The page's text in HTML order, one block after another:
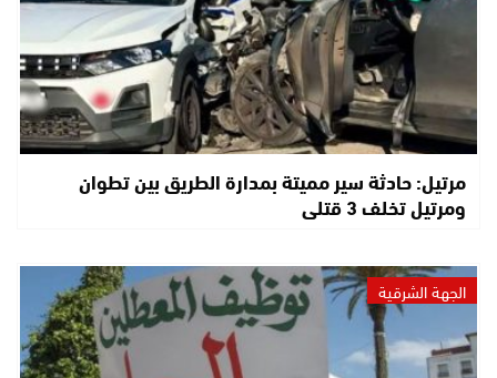
مرتيل: حادثة سير مميتة بمدارة الطريق بين تطوان
ومرتيل تخلف 3 قتلى
الجهة الشرقية